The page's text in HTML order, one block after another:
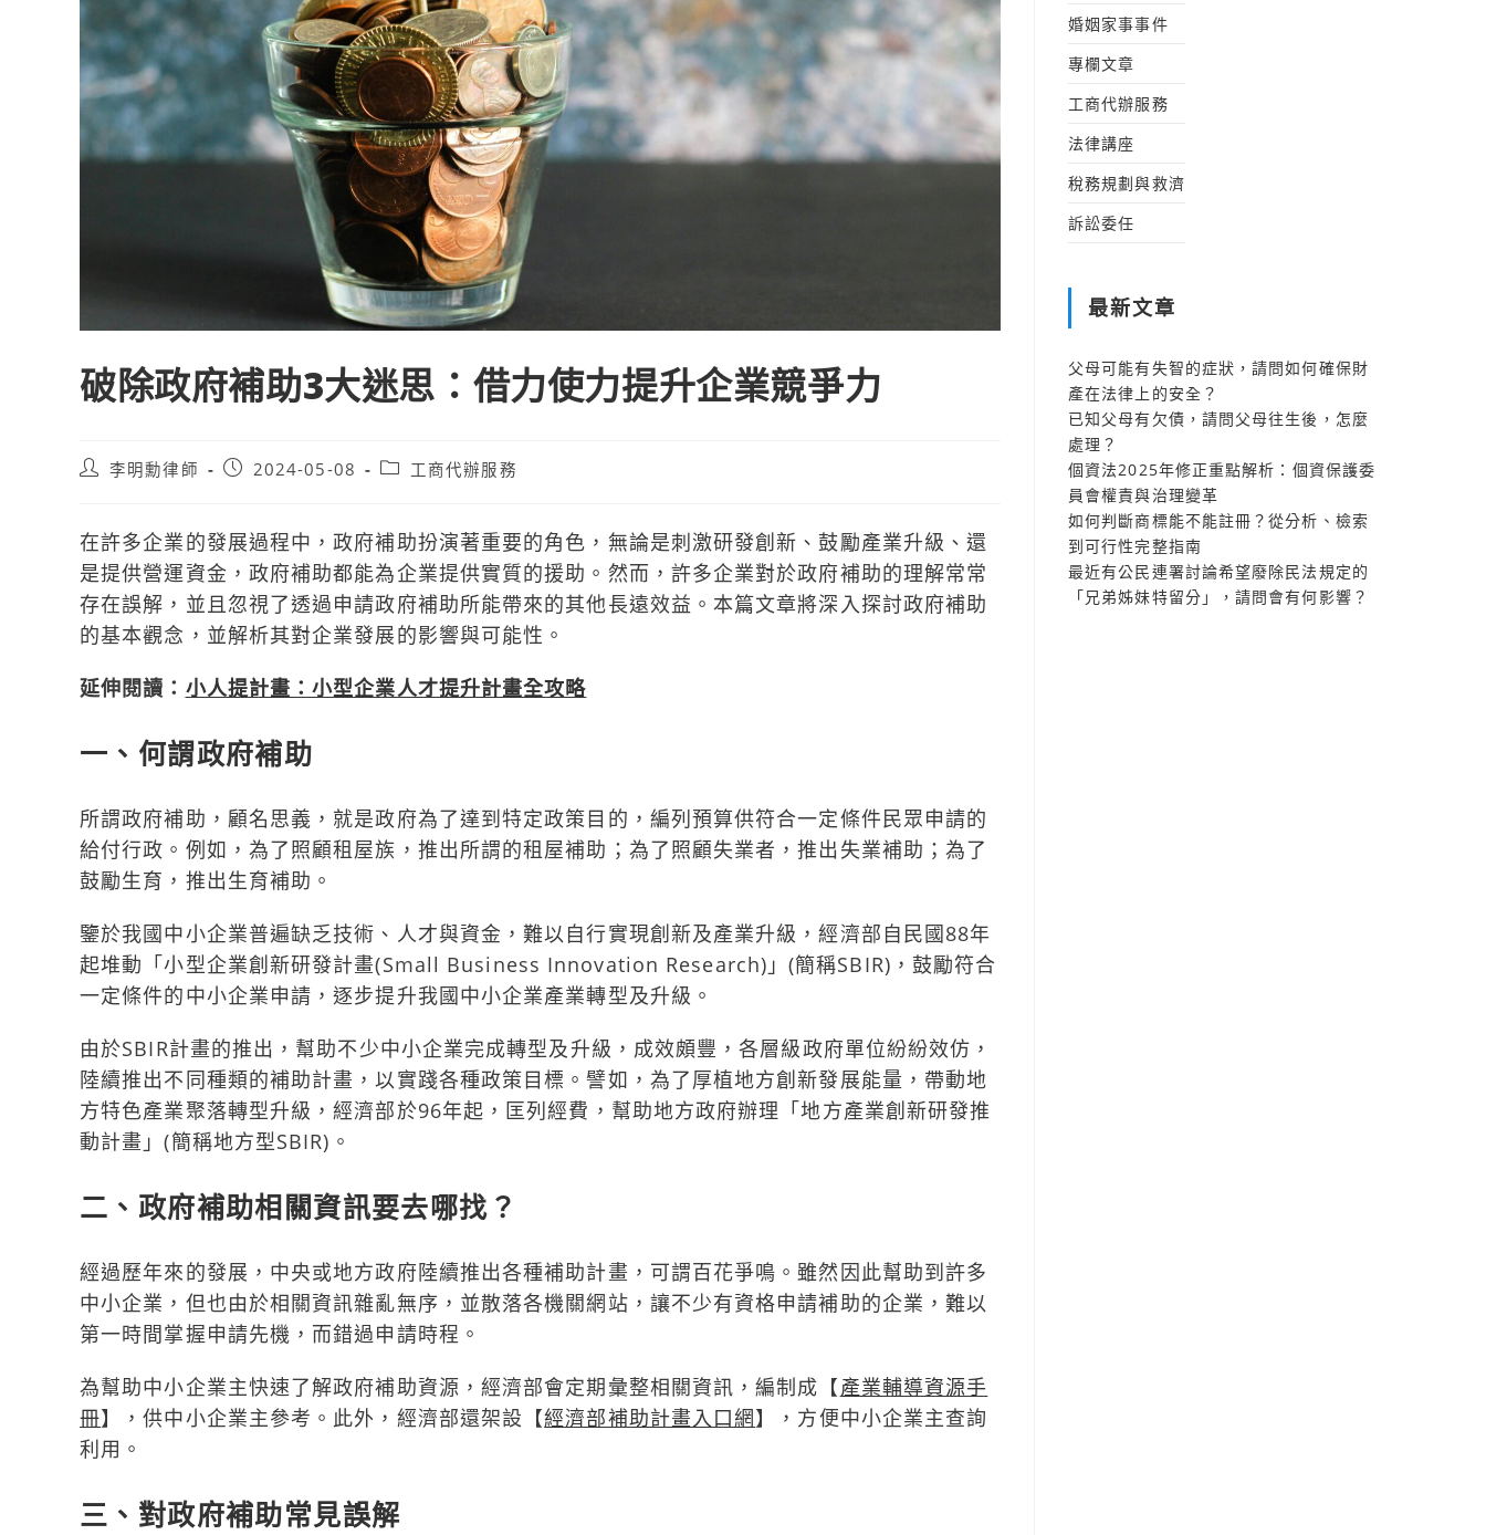
破除政府補助3大迷思：借力使力提升企業競爭力
Post李明勳律師
Post2024-05-08
Post工商代辦服務
在許多企業的發展過程中，政府補助扮演著重要的角色，無論是刺激研發創新、鼓勵產業升級、還
是提供營運資金，政府補助都能為企業提供實質的援助。然而，許多企業對於政府補助的理解常常
存在誤解，並且忽視了透過申請政府補助所能帶來的其他長遠效益。本篇文章將深入探討政府補助
的基本觀念，並解析其對企業發展的影響與可能性。
延伸閱讀： 小人提計畫：小型企業人才提升計畫全攻略
一、何謂政府補助
所謂政府補助，顧名思義，就是政府為了達到特定政策目的，編列預算供符合一定條件民眾申請的
給付行政。例如，為了照顧租屋族，推出所謂的租屋補助；為了照顧失業者，推出失業補助；為了
鼓勵生育，推出生育補助。
鑒於我國中小企業普遍缺乏技術、人才與資金，難以自行實現創新及產業升級，經濟部自民國88年
起堆動「小型企業創新研發計畫(Small Business Innovation Research)」(簡稱SBIR)，鼓勵符合
一定條件的中小企業申請，逐步提升我國中小企業產業轉型及升級。
由於SBIR計畫的推出，幫助不少中小企業完成轉型及升級，成效頗豐，各層級政府單位紛紛效仿，
陸續推出不同種類的補助計畫，以實踐各種政策目標。譬如，為了厚植地方創新發展能量，帶動地
方特色產業聚落轉型升級，經濟部於96年起，匡列經費，幫助地方政府辦理「地方產業創新研發推
動計畫」(簡稱地方型SBIR)。
二、政府補助相關資訊要去哪找？
經過歷年來的發展，中央或地方政府陸續推出各種補助計畫，可謂百花爭鳴。雖然因此幫助到許多
中小企業，但也由於相關資訊雜亂無序，並散落各機關網站，讓不少有資格申請補助的企業，難以
第一時間掌握申請先機，而錯過申請時程。
為幫助中小企業主快速了解政府補助資源，經濟部會定期彙整相關資訊，編制成【產業輔導資源手
冊】，供中小企業主參考。此外，經濟部還架設【經濟部補助計畫入口網】，方便中小企業主查詢
利用。
三、對政府補助常見誤解
婚姻家事事件
專欄文章
工商代辦服務
法律講座
稅務規劃與救濟
訴訟委任
最新文章
父母可能有失智的症狀，請問如何確保財
產在法律上的安全？
已知父母有欠債，請問父母往生後，怎麼
處理？
個資法2025年修正重點解析：個資保護委
員會權責與治理變革
如何判斷商標能不能註冊？從分析、檢索
到可行性完整指南
最近有公民連署討論希望廢除民法規定的
「兄弟姊妹特留分」，請問會有何影響？